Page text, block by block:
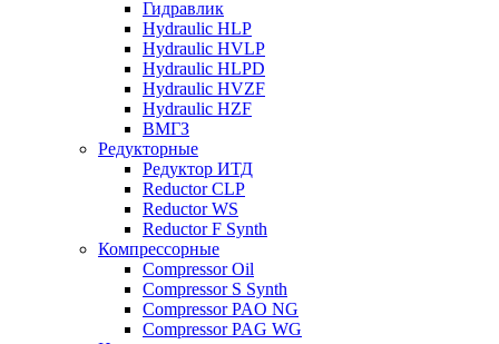
Гидравлик
Hydraulic HLP
Hydraulic HVLP
Hydraulic HLPD
Hydraulic HVZF
Hydraulic HZF
ВМГЗ
Редукторные
Редуктор ИТД
Reductor CLP
Reductor WS
Reductor F Synth
Компрессорные
Compressor Oil
Compressor S Synth
Compressor PAO NG
Compressor PAG WG